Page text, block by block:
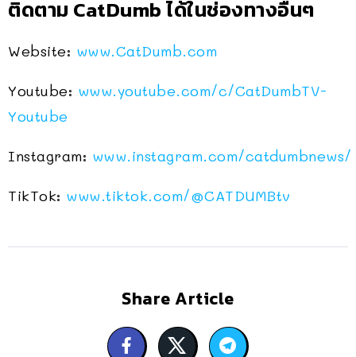
ติดตาม CatDumb ได้ในช่องทางอื่นๆ
Website: www.CatDumb.com
Youtube: www.youtube.com/c/CatDumbTV-
Youtube
Instagram: www.instagram.com/catdumbnews/
TikTok: www.tiktok.com/@CATDUMBtv
Share Article